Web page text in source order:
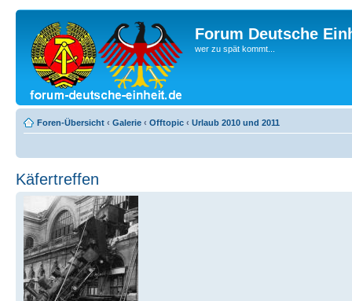
Forum Deutsche
wer zu spät kommt...
Foren-Übersicht ‹ Galerie ‹ Offtopic ‹ Urlaub 2010 und 2011
Käfertreffen